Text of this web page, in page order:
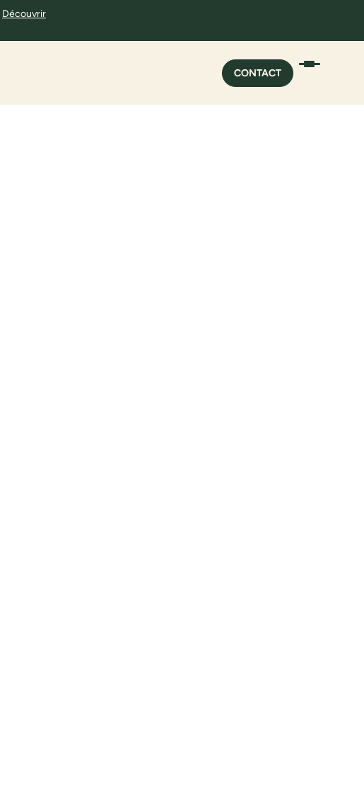
Découvrir
CONTACT
CONTACT